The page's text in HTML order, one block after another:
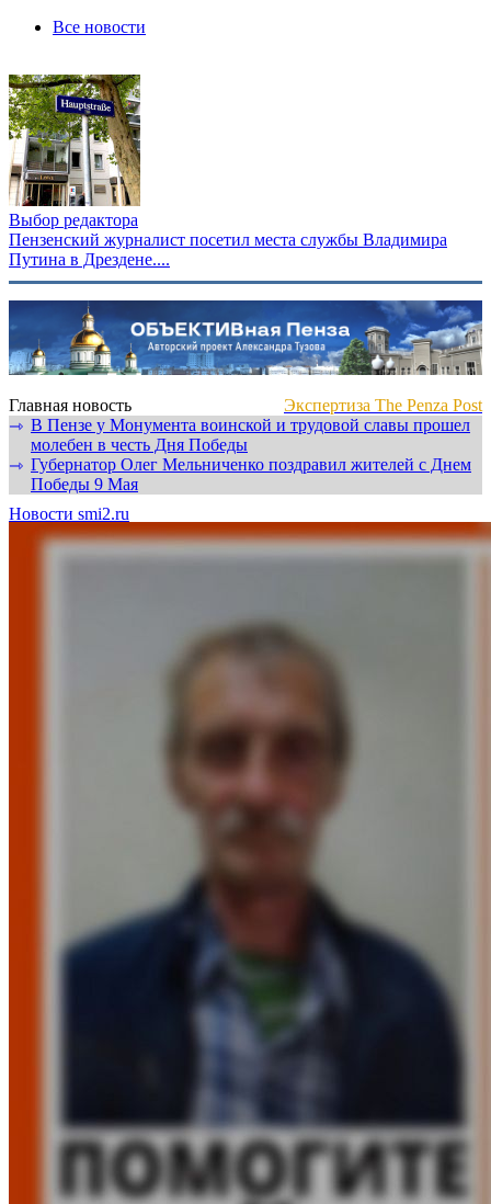
Все новости
Выбор редактора
Пензенский журналист посетил места службы Владимира
Путина в Дрездене....
Главная новость
Экспертиза The Penza Post
⇾ В Пензе у Монумента воинской и трудовой славы прошел
молебен в честь Дня Победы
⇾ Губернатор Олег Мельниченко поздравил жителей с Днем
Победы 9 Мая
Новости smi2.ru